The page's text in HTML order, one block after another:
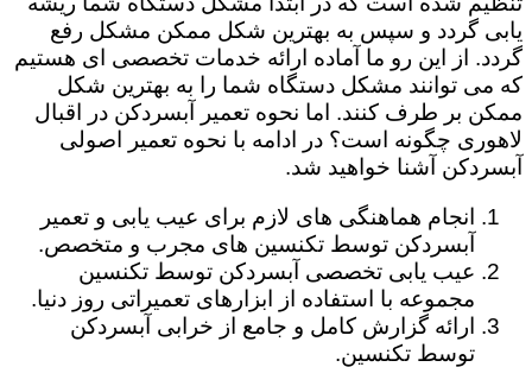
یابی گردد و سپس به بهترین شکل ممکن مشکل رفع
گردد. از این رو ما آماده ارائه خدمات تخصصی ای هستیم
که می توانند مشکل دستگاه شما را به بهترین شکل
ممکن بر طرف کنند. اما نحوه تعمیر آبسردکن در اقبال
لاهوری چگونه است؟ در ادامه با نحوه تعمیر اصولی
آبسردکن آشنا خواهید شد.
انجام هماهنگی های لازم برای عیب یابی و تعمیر
آبسردکن توسط تکنسین های مجرب و متخصص.
عیب یابی تخصصی آبسردکن توسط تکنسین
مجموعه با استفاده از ابزارهای تعمیراتی روز دنیا.
ارائه گزارش کامل و جامع از خرابی آبسردکن
توسط تکنسین.